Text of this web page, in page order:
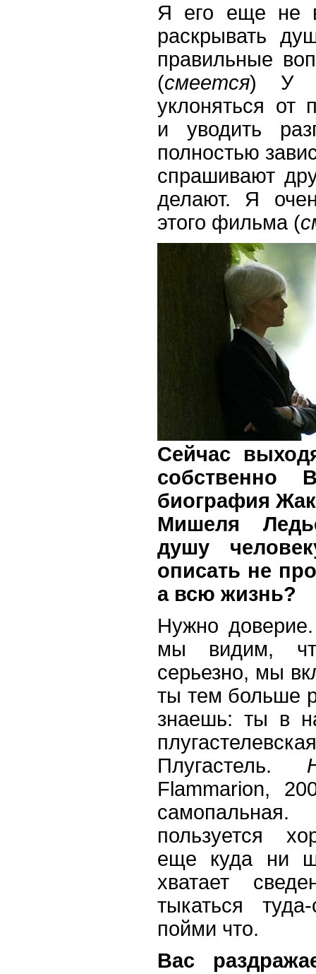
Я его еще не
раскрывать
правильные
(смеется) У
уклоняться от
и уводить
полностью
спрашивают
делают. Я
этого фильма (
Сейчас
собственно
биография
Мишеля
душу
описать не
а всю жизнь?
Нужно
мы видим,
серьезно, мы
ты тем больше
знаешь: ты в
Плугастель.
Flammarion,
пользуется
еще куда ни
хватает
тыкаться
пойми что.
Вас